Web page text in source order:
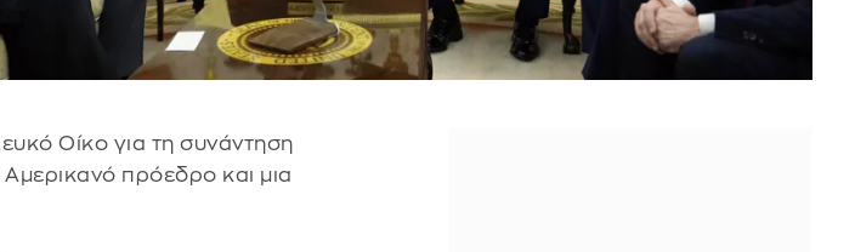
Οίκο για τη συνάντηση
πρόεδρο και μια